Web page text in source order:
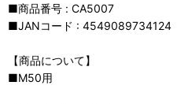
■商品番号 : CA5007
■JANコード : 4549089734124
【商品について】
■M50用